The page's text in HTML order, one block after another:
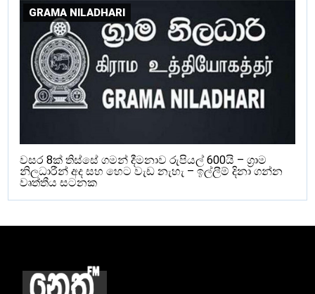
GRAMA NILADHARI
වසර 8ක් තිස්සේ ගමන් දීමනාව රුපියල් 600යි – ග්‍රාම
නිලධාරීන් අද සහ හෙට වැඩ නැහැ – ඉල්ලීම් දිනා ගන්න
වෘත්තීය සටනක